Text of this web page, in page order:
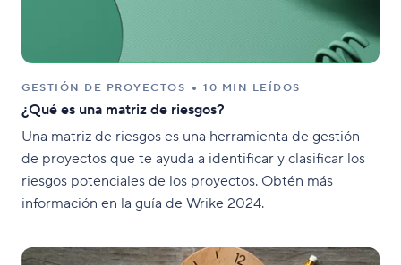
GESTIÓN DE PROYECTOS 10 MIN LEÍDOS
¿Qué es una matriz de riesgos?
Una matriz de riesgos es una herramienta de gestión
de proyectos que te ayuda a identificar y clasificar los
riesgos potenciales de los proyectos. Obtén más
información en la guía de Wrike 2024.